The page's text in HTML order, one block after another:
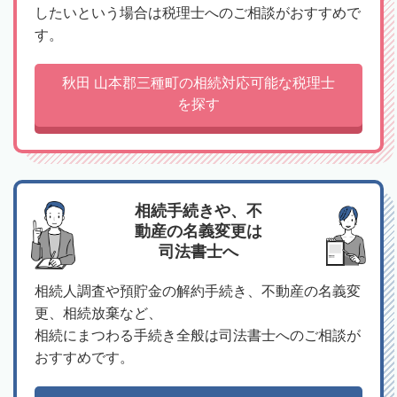
したいという場合は税理士へのご相談がおすすめで
す。
秋田 山本郡三種町の相続対応可能な税理士
を探す
相続手続きや、不
動産の名義変更は
司法書士へ
相続人調査や預貯金の解約手続き、不動産の名義変
更、相続放棄など、
相続にまつわる手続き全般は司法書士へのご相談が
おすすめです。